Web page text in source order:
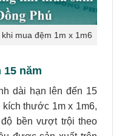
mua đệm 1m x 1m6
15 năm
dài hạn lên đến 15
kích thước 1m x 1m6,
bền vượt trội theo